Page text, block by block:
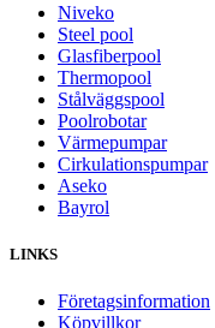
Niveko
Steel pool
Glasfiberpool
Thermopool
Stålväggspool
Poolrobotar
Värmepumpar
Cirkulationspumpar
Aseko
Bayrol
LINKS
Företagsinformation
Köpvillkor